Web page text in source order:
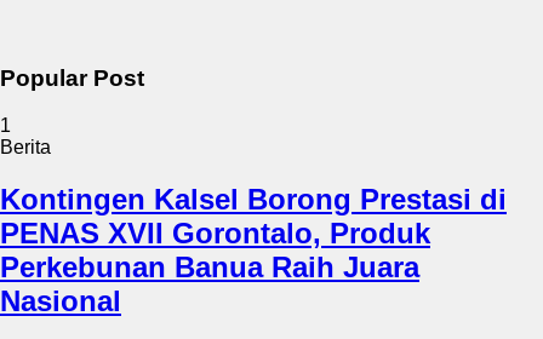
Popular Post
1
Berita
Kontingen Kalsel Borong Prestasi di
PENAS XVII Gorontalo, Produk
Perkebunan Banua Raih Juara
Nasional